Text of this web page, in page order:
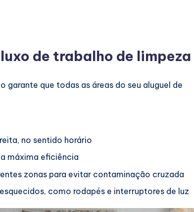
de trabalho de limpeza
garante que todas as áreas do seu aluguel de
no sentido horário
máxima eficiência
zonas para evitar contaminação cruzada
como rodapés e interruptores de luz